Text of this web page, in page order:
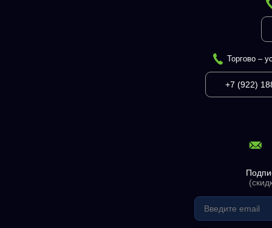
Торгово –
+7 (922)